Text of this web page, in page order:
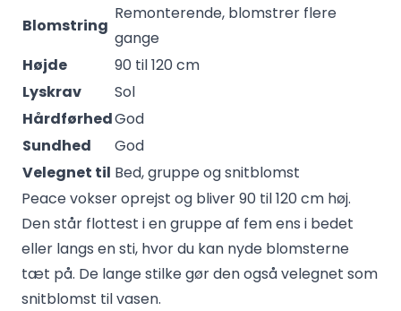
Blomstring
Remonterende, blomstrer flere
gange
Højde
90 til 120 cm
Lyskrav
Sol
HårdførhedGod
Sundhed
God
Velegnet til Bed, gruppe og snitblomst
Peace vokser oprejst og bliver 90 til 120 cm høj.
Den står flottest i en gruppe af fem ens i bedet
eller langs en sti, hvor du kan nyde blomsterne
tæt på. De lange stilke gør den også velegnet som
snitblomst til vasen.